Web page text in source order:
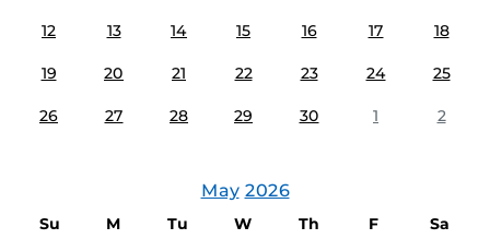
12 13 14 15 16 17 18
19 20 21 22 23 24 25
26 27 28 29 30 1 2
May 2026
Su M Tu W Th F
Sa